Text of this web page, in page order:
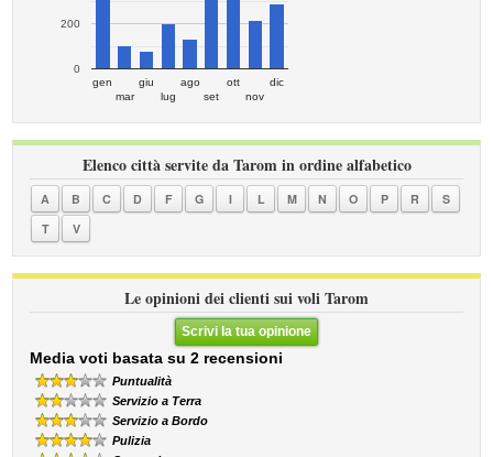
gen
mar
giu
lug
ago
set
ott
nov
dic
0
200
Elenco città servite da Tarom in ordine alfabetico
A B C D F G I L M N O P R
S
T
V
Le opinioni dei clienti sui voli Tarom
Scrivi la tua opinione
Media voti basata su 2 recensioni
Puntualità
Servizio a Terra
Servizio a Bordo
Pulizia